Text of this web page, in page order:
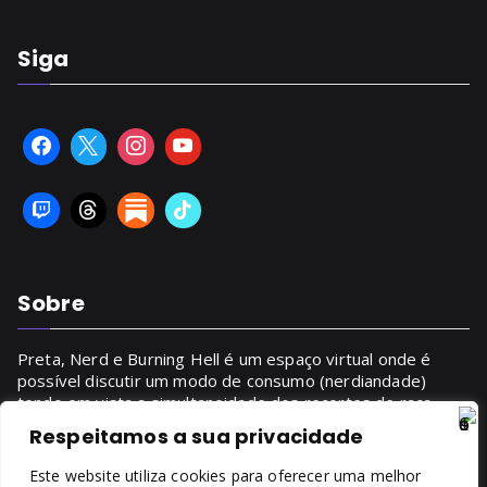
Respeitamos a sua privacidade
Este website utiliza cookies para oferecer uma melhor
Siga
Sobre
Preta, Nerd e Burning Hell é um espaço virtual onde é
possível discutir um modo de consumo (nerdiandade)
tendo em vista a simultaneidade dos recortes de raça,
gênero, classe.
SAIBA MAIS